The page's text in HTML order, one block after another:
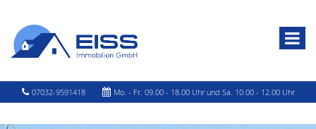
07032-9591418 Mo. - Fr. 09.00 - 18.00 Uhr und Sa. 10.00 - 12.00 Uhr